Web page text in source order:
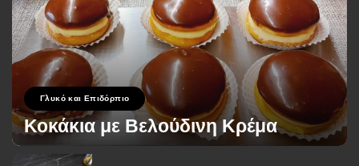
Γλυκό και Επιδόρπιο
Κοκάκια με Βελούδινη Κρέμα
Posted
George Zolis 19 Σεπτεμβρίου 2024